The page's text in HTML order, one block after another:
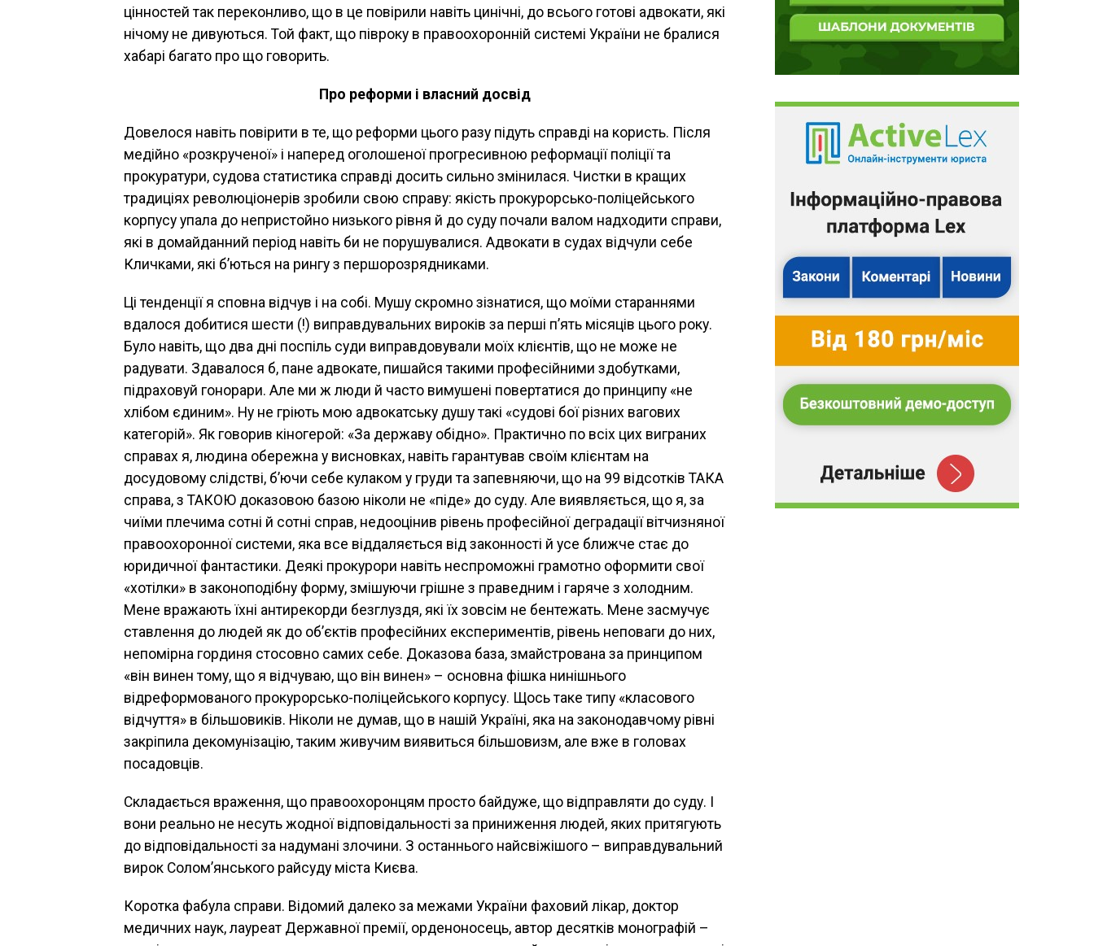
цінностей так переконливо, що в це повірили навіть цинічні, до всього готові адвокати, які
нічому не дивуються. Той факт, що півроку в правоохоронній системі України не бралися
хабарі багато про що говорить.
Про реформи і власний досвід
Довелося навіть повірити в те, що реформи цього разу підуть справді на користь. Після
медійно «розкрученої» і наперед оголошеної прогресивною реформації поліції та
прокуратури, судова статистика справді досить сильно змінилася. Чистки в кращих
традиціях революціонерів зробили свою справу: якість прокурорсько-поліцейського
корпусу упала до непристойно низького рівня й до суду почали валом надходити справи,
які в домайданний період навіть би не порушувалися. Адвокати в судах відчули себе
Кличками, які б’ються на рингу з першорозрядниками.
Ці тенденції я сповна відчув і на собі. Мушу скромно зізнатися, що моїми стараннями
вдалося добитися шести (!) виправдувальних вироків за перші п’ять місяців цього року.
Було навіть, що два дні поспіль суди виправдовували моїх клієнтів, що не може не
радувати. Здавалося б, пане адвокате, пишайся такими професійними здобутками,
підраховуй гонорари. Але ми ж люди й часто вимушені повертатися до принципу «не
хлібом єдиним». Ну не гріють мою адвокатську душу такі «судові бої різних вагових
категорій». Як говорив кіногерой: «За державу обідно». Практично по всіх цих виграних
справах я, людина обережна у висновках, навіть гарантував своїм клієнтам на
досудовому слідстві, б’ючи себе кулаком у груди та запевняючи, що на 99 відсотків ТАКА
справа, з ТАКОЮ доказовою базою ніколи не «піде» до суду. Але виявляється, що я, за
чиїми плечима сотні й сотні справ, недооцінив рівень професійної деградації вітчизняної
правоохоронної системи, яка все віддаляється від законності й усе ближче стає до
юридичної фантастики. Деякі прокурори навіть неспроможні грамотно оформити свої
«хотілки» в законоподібну форму, змішуючи грішне з праведним і гаряче з холодним.
Мене вражають їхні антирекорди безглуздя, які їх зовсім не бентежать. Мене засмучує
ставлення до людей як до об’єктів професійних експериментів, рівень неповаги до них,
непомірна гординя стосовно самих себе. Доказова база, змайстрована за принципом
«він винен тому, що я відчуваю, що він винен» – основна фішка нинішнього
відреформованого прокурорсько-поліцейського корпусу. Щось таке типу «класового
відчуття» в більшовиків. Ніколи не думав, що в нашій Україні, яка на законодавчому рівні
закріпила декомунізацію, таким живучим виявиться більшовизм, але вже в головах
посадовців.
Складається враження, що правоохоронцям просто байдуже, що відправляти до суду. I
вони реально не несуть жодної відповідальності за приниження людей, яких притягують
до відповідальності за надумані злочини. З останнього найсвіжішого – виправдувальний
вирок Солом’янського райсуду міста Києва.
Коротка фабула справи. Відомий далеко за межами України фаховий лікар, доктор
медичних наук, лауреат Державної премії, орденоносець, автор десятків монографій –